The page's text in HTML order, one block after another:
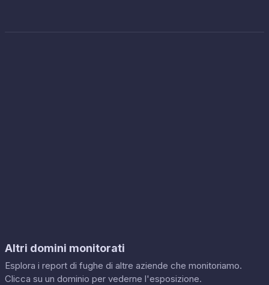
Altri domini monitorati
Esplora i report di fughe di altre aziende che monitoriamo.
Clicca su un dominio per vederne l'esposizione.